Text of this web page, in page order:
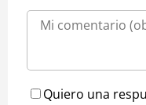
Quiero una